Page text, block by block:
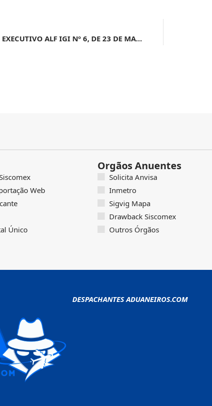
ATO DECLARATÓRIO EXECUTIVO ALF IGI Nº 6, DE 23 DE MAIO DE 2024
Web
Único
Orgãos Anuentes
Solicita Anvisa
Inmetro
Sigvig Mapa
Drawback Siscomex
Outros Órgãos
DESPACHANTES ADUANEIROS.COM